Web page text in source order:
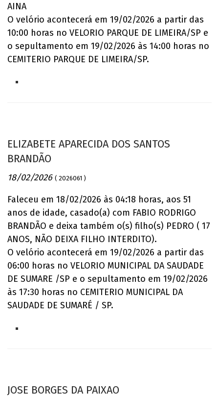
AINA
O velório acontecerá em 19/02/2026 a partir das
10:00 horas no VELORIO PARQUE DE LIMEIRA/SP e
o sepultamento em 19/02/2026 às 14:00 horas no
CEMITERIO PARQUE DE LIMEIRA/SP.
ELIZABETE APARECIDA DOS SANTOS
BRANDÃO
18/02/2026 ( 2026061 )
Faleceu em 18/02/2026 às 04:18 horas, aos 51
anos de idade, casado(a) com FABIO RODRIGO
BRANDÃO e deixa também o(s) filho(s) PEDRO ( 17
ANOS, NÃO DEIXA FILHO INTERDITO).
O velório acontecerá em 19/02/2026 a partir das
06:00 horas no VELORIO MUNICIPAL DA SAUDADE
DE SUMARE /SP e o sepultamento em 19/02/2026
às 17:30 horas no CEMITERIO MUNICIPAL DA
SAUDADE DE SUMARÉ / SP.
JOSE BORGES DA PAIXAO